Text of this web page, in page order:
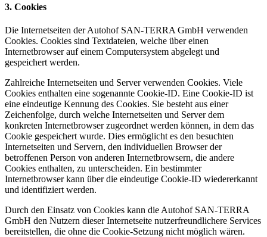
3. Cookies
Die Internetseiten der Autohof SAN-TERRA GmbH verwenden
Cookies. Cookies sind Textdateien, welche über einen
Internetbrowser auf einem Computersystem abgelegt und
gespeichert werden.
Zahlreiche Internetseiten und Server verwenden Cookies. Viele
Cookies enthalten eine sogenannte Cookie-ID. Eine Cookie-ID ist
eine eindeutige Kennung des Cookies. Sie besteht aus einer
Zeichenfolge, durch welche Internetseiten und Server dem
konkreten Internetbrowser zugeordnet werden können, in dem das
Cookie gespeichert wurde. Dies ermöglicht es den besuchten
Internetseiten und Servern, den individuellen Browser der
betroffenen Person von anderen Internetbrowsern, die andere
Cookies enthalten, zu unterscheiden. Ein bestimmter
Internetbrowser kann über die eindeutige Cookie-ID wiedererkannt
und identifiziert werden.
Durch den Einsatz von Cookies kann die Autohof SAN-TERRA
GmbH den Nutzern dieser Internetseite nutzerfreundlichere Services
bereitstellen, die ohne die Cookie-Setzung nicht möglich wären.